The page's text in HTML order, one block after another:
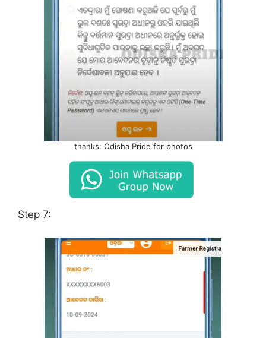
thanks: Odisha Pride for photos
Step 7: